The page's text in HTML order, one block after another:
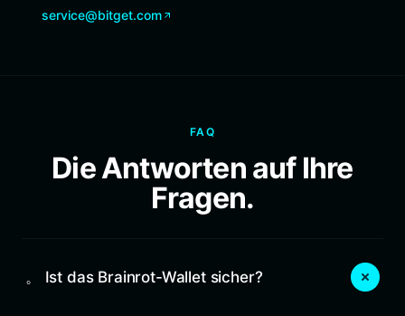
service@bitget.com
FAQ
Die Antworten auf Ihre
Fragen.
。 Ist das Brainrot-Wallet sicher?